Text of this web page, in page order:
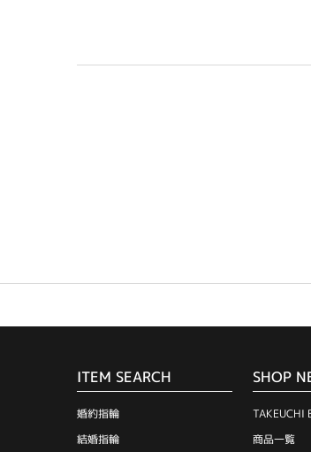
ITEM SEARCH
婚約指輪
結婚指輪
SHOP
TAKEUCHI
商品一覧